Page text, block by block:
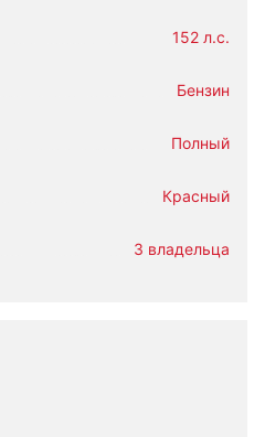
152 л.с.
Бензин
Полный
Красный
3 владельца